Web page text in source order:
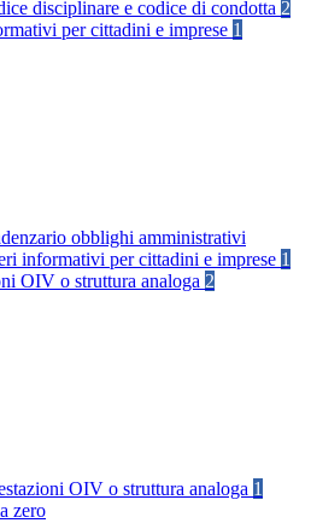
disciplinare e codice di condotta 2
per cittadini e imprese 1
obblighi amministrativi
informativi per cittadini e imprese 1
OIV o struttura analoga 2
OIV o struttura analoga 1
zero